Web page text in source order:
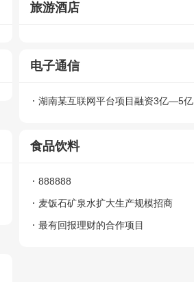
旅游酒店
电子通信
湖南某互联网平台项目融资3亿—5亿
食品饮料
888888
麦饭石矿泉水扩大生产规模招商
最有回报理财的合作项目